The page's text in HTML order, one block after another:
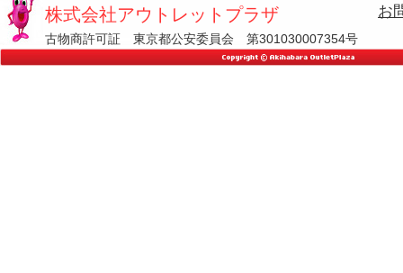
株式会社アウトレットプラザ
古物商許可証 東京都公安委員会 第301030007354号
お